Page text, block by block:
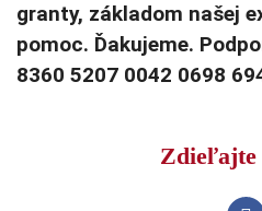
granty, základom našej
pomoc. Ďakujeme.
8360 5207 0042 0698
Zdieľajte